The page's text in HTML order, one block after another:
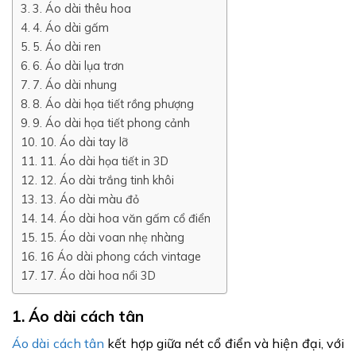
3. Áo dài thêu hoa
4. Áo dài gấm
5. Áo dài ren
6. Áo dài lụa trơn
7. Áo dài nhung
8. Áo dài họa tiết rồng phượng
9. Áo dài họa tiết phong cảnh
10. Áo dài tay lỡ
11. Áo dài họa tiết in 3D
12. Áo dài trắng tinh khôi
13. Áo dài màu đỏ
14. Áo dài hoa văn gấm cổ điển
15. Áo dài voan nhẹ nhàng
16 Áo dài phong cách vintage
17. Áo dài hoa nổi 3D
1. Áo dài cách tân
Áo dài cách tân kết hợp giữa nét cổ điển và hiện đại, với